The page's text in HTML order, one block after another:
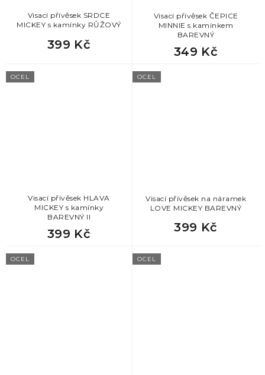
Visací přívěsek SRDCE
MICKEY s kamínky RŮŽOVÝ
399 Kč
Visací přívěsek ČEPICE
MINNIE s kamínkem
BAREVNÝ
349 Kč
OCEL
Visací přívěsek HLAVA
MICKEY s kamínky
BAREVNÝ II
399 Kč
OCEL
Visací přívěsek na náramek
LOVE MICKEY BAREVNÝ
399 Kč
OCEL OCEL